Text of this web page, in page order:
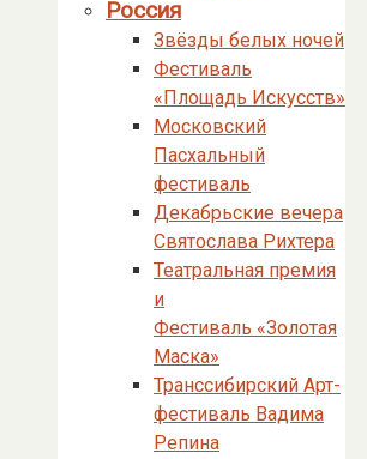
Россия
Звёзды белых ночей
Фестиваль
«Площадь Искусств»
Московский
Пасхальный
фестиваль
Декабрьские вечера
Святослава Рихтера
Театральная премия
и
Фестиваль «Золотая
Маска»
Транссибирский Арт-
фестиваль Вадима
Репина